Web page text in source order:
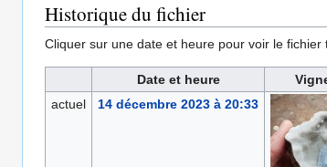
Historique du fichier
Cliquer sur une date et heure pour voir le
Date et heure
actuel
14 décembre 2023 à 20:33